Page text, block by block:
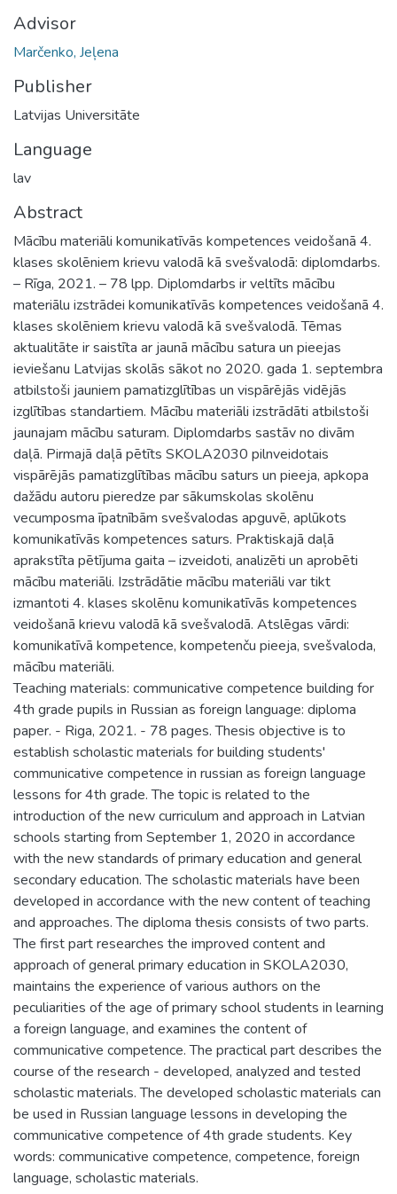
Advisor
Marčenko, Jeļena
Publisher
Latvijas Universitāte
Language
lav
Abstract
Mācību materiāli komunikatīvās kompetences veidošanā 4.
klases skolēniem krievu valodā kā svešvalodā: diplomdarbs.
– Rīga, 2021. – 78 lpp. Diplomdarbs ir veltīts mācību
materiālu izstrādei komunikatīvās kompetences veidošanā 4.
klases skolēniem krievu valodā kā svešvalodā. Tēmas
aktualitāte ir saistīta ar jaunā mācību satura un pieejas
ieviešanu Latvijas skolās sākot no 2020. gada 1. septembra
atbilstoši jauniem pamatizglītības un vispārējās vidējās
izglītības standartiem. Mācību materiāli izstrādāti atbilstoši
jaunajam mācību saturam. Diplomdarbs sastāv no divām
daļā. Pirmajā daļā pētīts SKOLA2030 pilnveidotais
vispārējās pamatizglītības mācību saturs un pieeja, apkopa
dažādu autoru pieredze par sākumskolas skolēnu
vecumposma īpatnībām svešvalodas apguvē, aplūkots
komunikatīvās kompetences saturs. Praktiskajā daļā
aprakstīta pētījuma gaita – izveidoti, analizēti un aprobēti
mācību materiāli. Izstrādātie mācību materiāli var tikt
izmantoti 4. klases skolēnu komunikatīvās kompetences
veidošanā krievu valodā kā svešvalodā. Atslēgas vārdi:
komunikatīvā kompetence, kompetenču pieeja, svešvaloda,
mācību materiāli.
Teaching materials: communicative competence building for
4th grade pupils in Russian as foreign language: diploma
paper. - Riga, 2021. - 78 pages. Thesis objective is to
establish scholastic materials for building students'
communicative competence in russian as foreign language
lessons for 4th grade. The topic is related to the
introduction of the new curriculum and approach in Latvian
schools starting from September 1, 2020 in accordance
with the new standards of primary education and general
secondary education. The scholastic materials have been
developed in accordance with the new content of teaching
and approaches. The diploma thesis consists of two parts.
The first part researches the improved content and
approach of general primary education in SKOLA2030,
maintains the experience of various authors on the
peculiarities of the age of primary school students in learning
a foreign language, and examines the content of
communicative competence. The practical part describes the
course of the research - developed, analyzed and tested
scholastic materials. The developed scholastic materials can
be used in Russian language lessons in developing the
communicative competence of 4th grade students. Key
words: communicative competence, competence, foreign
language, scholastic materials.